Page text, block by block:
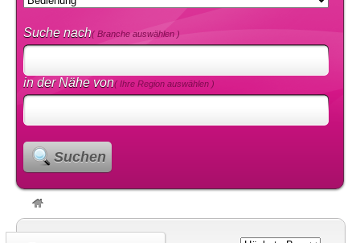
Suche nach( Branche auswählen )
in der Nähe von( Ihre Region auswählen )
Suchen